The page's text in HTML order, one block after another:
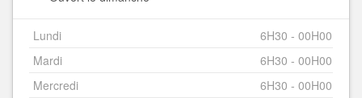
Lundi
6H30 - 00H00
Mardi
6H30 - 00H00
Mercredi
6H30 - 00H00